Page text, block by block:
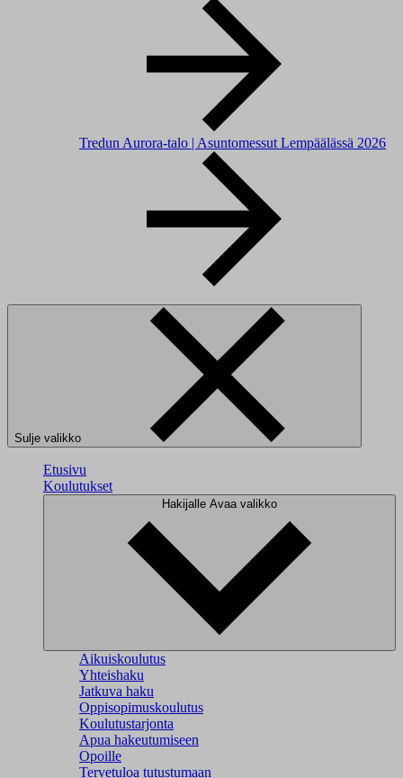
Tredun Aurora-talo | Asuntomessut Lempäälässä 2026
Sulje valikko
Etusivu
Koulutukset
Hakijalle Avaa valikko
Aikuiskoulutus
Yhteishaku
Jatkuva haku
Oppisopimuskoulutus
Koulutustarjonta
Apua hakeutumiseen
Opoille
Tervetuloa tutustumaan